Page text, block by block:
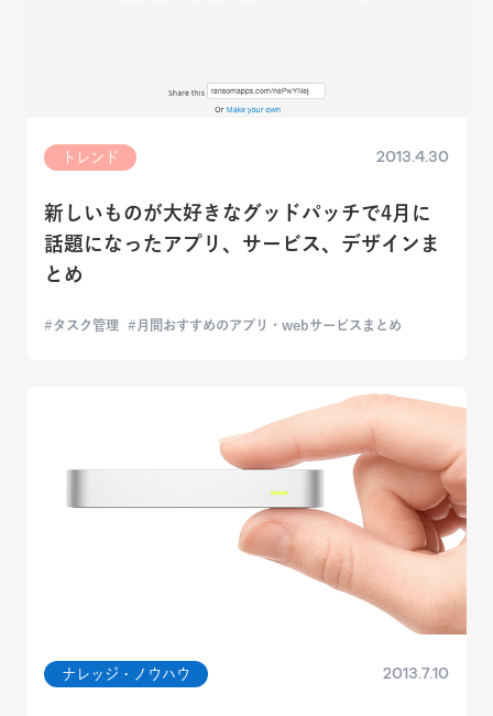
トレンド 2013.4.30
新しいものが大好きなグッドパッチで4月に
話題になったアプリ、サービス、デザインま
とめ
タスク管理 月間おすすめのアプリ・webサービスまとめ
ナレッジ・ノウハウ 2013.7.10